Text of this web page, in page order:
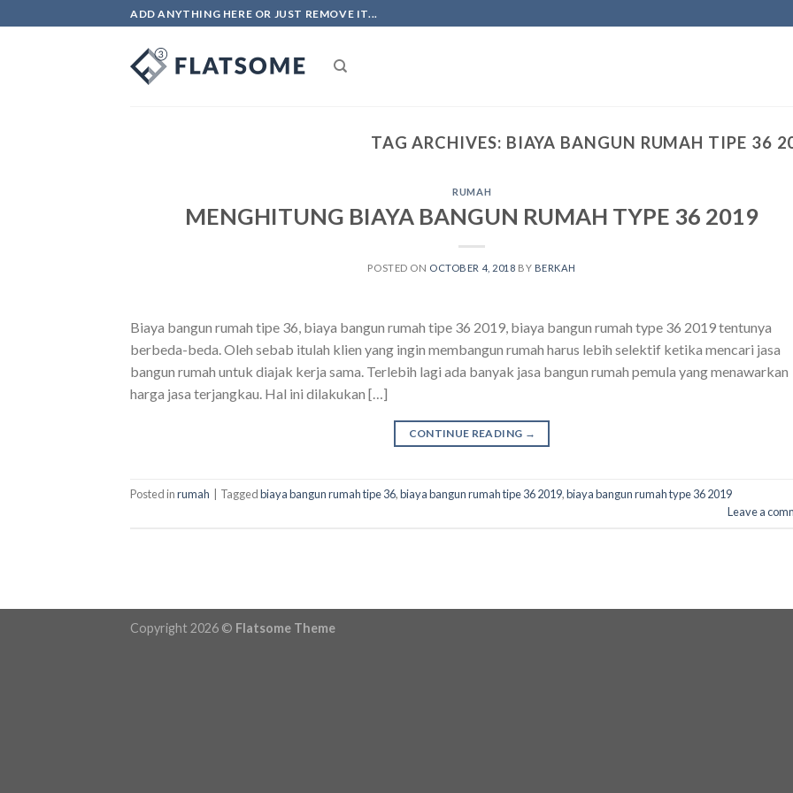
to
ADD ANYTHING HERE OR JUST REMOVE IT...
TAG ARCHIVES: BIAYA BANGUN RUMAH TIPE 36
RUMAH
MENGHITUNG BIAYA BANGUN RUMAH TYPE 36 2019
POSTED ON OCTOBER 4, 2018 BY BERKAH
Biaya bangun rumah tipe 36, biaya bangun rumah tipe 36 2019, biaya bangun rumah type 36 2019 tentunya
berbeda-beda. Oleh sebab itulah klien yang ingin membangun rumah harus lebih selektif ketika mencari jasa
bangun rumah untuk diajak kerja sama. Terlebih lagi ada banyak jasa bangun rumah pemula yang menawarkan
harga jasa terjangkau. Hal ini dilakukan […]
CONTINUE READING →
Posted inrumah Taggedbiaya bangun rumah tipe 36,biaya bangun rumah tipe 36 2019,biaya bangun rumah type 36 2019
Leave a
Copyright 2026 © Flatsome Theme